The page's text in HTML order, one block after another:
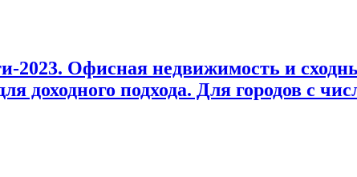
2023. Офисная недвижимость и
доходного подхода. Для городов с